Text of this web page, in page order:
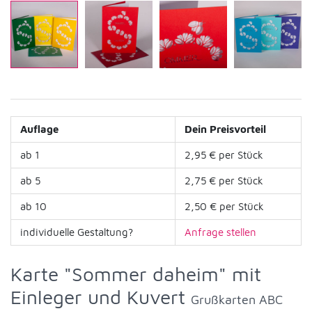
Auflage Dein Preisvorteil
ab 1 2,95 € per Stück
ab 5 2,75 € per Stück
ab 10 2,50 € per Stück
individuelle Gestaltung? Anfrage stellen
Karte "Sommer daheim" mit
Einleger und Kuvert Grußkarten ABC